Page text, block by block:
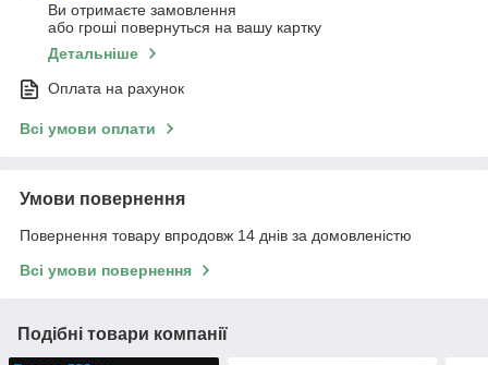
Ви отримаєте замовлення
або гроші повернуться на вашу картку
Детальніше
Оплата на рахунок
Всі умови оплати
Умови повернення
Повернення товару впродовж 14 днів за домовленістю
Всі умови повернення
Подібні товари компанії